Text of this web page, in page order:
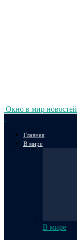
Окно в мир новостей
Главная
В мире
В мире